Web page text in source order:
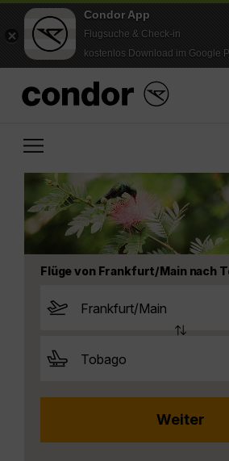
Condor App
Flugsuche & Check-in
kostenlos Download im Google
Flüge von Frankfurt/Main nach